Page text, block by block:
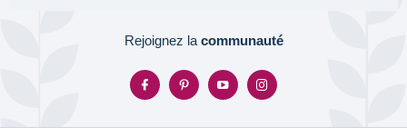
Rejoignez la communauté